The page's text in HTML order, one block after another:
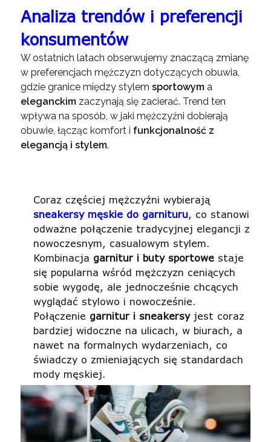
Analiza trendów i preferencji
konsumentów
W ostatnich latach obserwujemy znaczącą zmianę
w preferencjach mężczyzn dotyczących obuwia,
gdzie granice między stylem sportowyma
eleganckim zaczynają się zacierać. Trend ten
wpływa na sposób, w jaki mężczyźni dobierają
obuwie, łącząc komfort i funkcjonalność z
elegancją i stylem.
Coraz częściej mężczyźni wybierają
sneakersy męskie do garnituru, co stanowi
odważne połączenie tradycyjnej elegancji z
nowoczesnym, casualowym stylem.
Kombinacja garnitur i buty sportowestaje
się popularna wśród mężczyzn ceniących
sobie wygodę, ale jednocześnie chcących
wyglądać stylowo i nowocześnie.
Połączenie garnitur i sneakersyjest coraz
bardziej widoczne na ulicach, w biurach, a
nawet na formalnych wydarzeniach, co
świadczy o zmieniających się standardach
mody męskiej.